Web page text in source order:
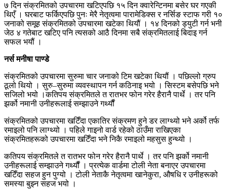
७ दिन संक्रमितको उपचारमा खटिएपछि १५ दिन क्वारेन्टिनमा बसेर घर गएकी
थिएँ । घरबाट फर्किएपछि पुनः मेरै नेतृत्वमा पारामेडिक्स र नर्सिङ स्टाफ गरी १०
जनाको समूह संक्रमितको उपचारमा खटेका थियौं । १४ दिनको ड्युटी गर्न भनी
जेठ ४ गतेबाट खटिए पनि त्यसको आठै दिनमा सबै संक्रमितलाई बिदाइ गर्न
सफल भयौं ।
नर्स मनीषा पाण्डे
संक्रमितको उपचारमा सुरुमा चार जनाको टिम खटेका थियौं । पछिल्लो ग्रुप
ठूलो थियो । सुरु–सुरुमा व्यवस्थापन गर्न कठिनाइ भयो । सिस्टम बसेपछि भने
सजिलो भयो ।कतिपय संक्रमितले त रातभर फोन गरेर हैरानै पार्थे । तर पनि
झर्को नमानी उनीहरूलाई सम्झाउने गर्थ्यौं
संक्रमितको उपचारमा खटिँदा एकातिर संक्रमण हुने डर लाग्थ्यो भने अर्को तर्फ
रमाइलो पनि लाग्थ्यो । पहिले गाइनो वार्ड रहेको ठाउँमा राखिएका
संक्रमितहरूको उपचारमा खटिँदा भने निकै रमाइलो महसुस हुन्थ्यो ।
कतिपय संक्रमितले त रातभर फोन गरेर हैरानै पार्थे । तर पनि झर्को नमानी
उनीहरूलाई सम्झाउने गर्थ्यौं । प्रत्येक वार्डमा टोली नेता बनाएर उपचारमा
खटिँदा सहज हुन पुग्यो । टोली नेताकै नेतृत्वमा खानेकुरा, औषधि र उनीहरूको
समस्या बुझ्न सहज भयो ।